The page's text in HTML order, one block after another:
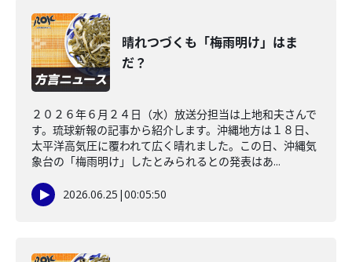
晴れつづくも「梅雨明け」はま
だ？
２０２６年６月２４日（水）放送分担当は上地和夫さんで
す。琉球新報の記事から紹介します。沖縄地方は１８日、
太平洋高気圧に覆われて広く晴れました。この日、沖縄気
象台の「梅雨明け」したとみられるとの発表はあ...
2026.06.25 |00:05:50